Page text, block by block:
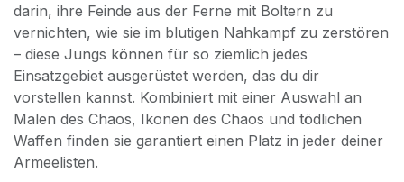
darin, ihre Feinde aus der Ferne mit Boltern zu
vernichten, wie sie im blutigen Nahkampf zu zerstören
– diese Jungs können für so ziemlich jedes
Einsatzgebiet ausgerüstet werden, das du dir
vorstellen kannst. Kombiniert mit einer Auswahl an
Malen des Chaos, Ikonen des Chaos und tödlichen
Waffen finden sie garantiert einen Platz in jeder deiner
Armeelisten.